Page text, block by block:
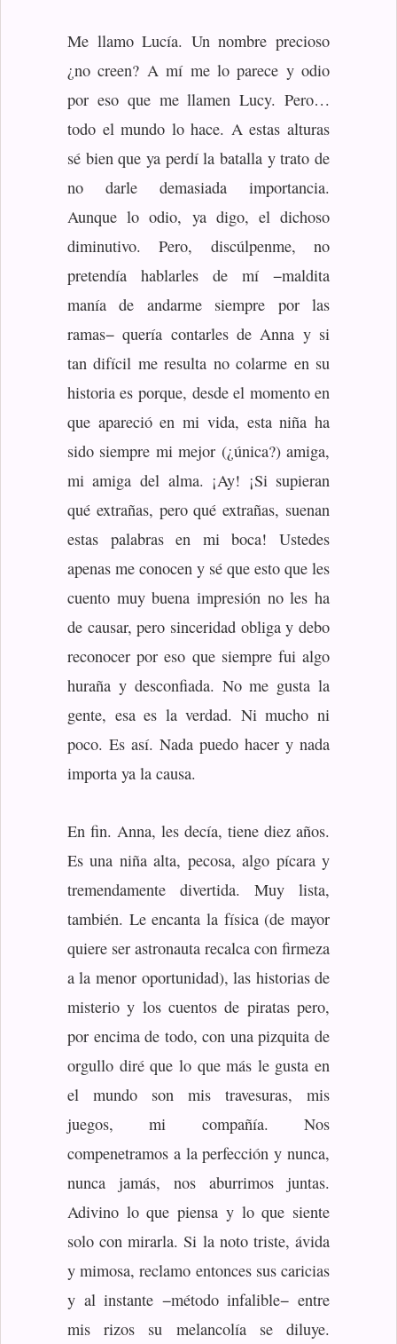
Me llamo Lucía. Un nombre precioso
¿no creen? A mí me lo parece y odio
por eso que me llamen Lucy. Pero…
todo el mundo lo hace. A estas alturas
sé bien que ya perdí la batalla y trato de
no darle demasiada importancia.
Aunque lo odio, ya digo, el dichoso
diminutivo. Pero, discúlpenme, no
pretendía hablarles de mí −maldita
manía de andarme siempre por las
ramas− quería contarles de Anna y si
tan difícil me resulta no colarme en su
historia es porque, desde el momento en
que apareció en mi vida, esta niña ha
sido siempre mi mejor (¿única?) amiga,
mi amiga del alma. ¡Ay! ¡Si supieran
qué extrañas, pero qué extrañas, suenan
estas palabras en mi boca! Ustedes
apenas me conocen y sé que esto que les
cuento muy buena impresión no les ha
de causar, pero sinceridad obliga y debo
reconocer por eso que siempre fui algo
huraña y desconfiada. No me gusta la
gente, esa es la verdad. Ni mucho ni
poco. Es así. Nada puedo hacer y nada
importa ya la causa.
En fin. Anna, les decía, tiene diez años.
Es una niña alta, pecosa, algo pícara y
tremendamente divertida. Muy lista,
también. Le encanta la física (de mayor
quiere ser astronauta recalca con firmeza
a la menor oportunidad), las historias de
misterio y los cuentos de piratas pero,
por encima de todo, con una pizquita de
orgullo diré que lo que más le gusta en
el mundo son mis travesuras, mis
juegos, mi compañía. Nos
compenetramos a la perfección y nunca,
nunca jamás, nos aburrimos juntas.
Adivino lo que piensa y lo que siente
solo con mirarla. Si la noto triste, ávida
y mimosa, reclamo entonces sus caricias
y al instante −método infalible− entre
mis rizos su melancolía se diluye.